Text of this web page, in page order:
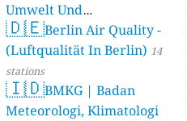
Umwelt Und
Verbraucherschutz) - LfU
46 stations
🇩🇪Berlin Air Quality -
(Luftqualität In Berlin) 14
stations
🇮🇩BMKG | Badan
Meteorologi, Klimatologi